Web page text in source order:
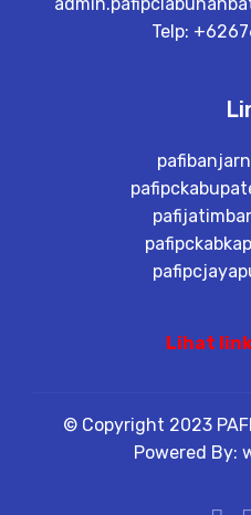
Telp:
Lihat
© Copyright 2023
Powered By: